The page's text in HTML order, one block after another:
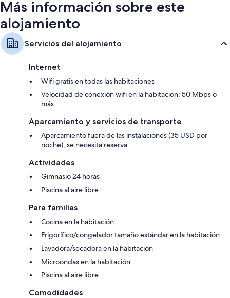
Más información sobre este
alojamiento
Servicios del alojamiento
Internet
Wifi gratis en todas las habitaciones
Velocidad de conexión wifi en la habitación: 50 Mbps o
más
Aparcamiento y servicios de transporte
Aparcamiento fuera de las instalaciones (35 USD por
noche); se necesita reserva
Actividades
Gimnasio 24 horas
Piscina al aire libre
Para familias
Cocina en la habitación
Frigorífico/congelador tamaño estándar en la habitación
Lavadora/secadora en la habitación
Microondas en la habitación
Piscina al aire libre
Comodidades